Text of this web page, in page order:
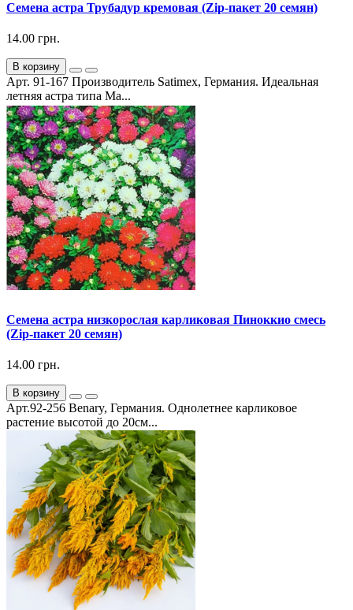
Семена астра Трубадур кремовая (Zip-пакет 20 семян)
14.00 грн.
В корзину
Арт. 91-167 Производитель Satimex, Германия. Идеальная
летняя астра типа Ма...
Семена астра низкорослая карликовая Пиноккио смесь
(Zip-пакет 20 семян)
14.00 грн.
В корзину
Арт.92-256 Benary, Германия. Однолетнее карликовое
растение высотой до 20см...